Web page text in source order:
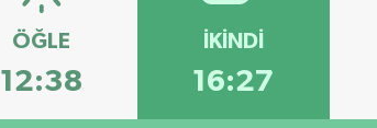
ÖĞLE
12:38
İKINDI
16:27